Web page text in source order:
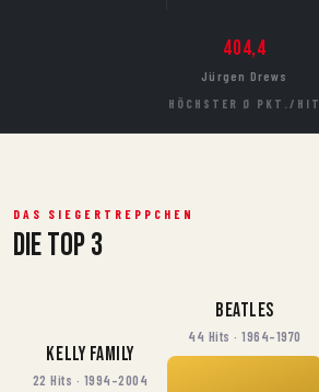
404,4
Jürgen Drews
HÖCHSTER Ø PKT./HIT
DAS SIEGERTREPPCHEN
Die Top 3
Kelly Family
22 Hits · 1994–2004
Beatles
44 Hits · 1964–1970